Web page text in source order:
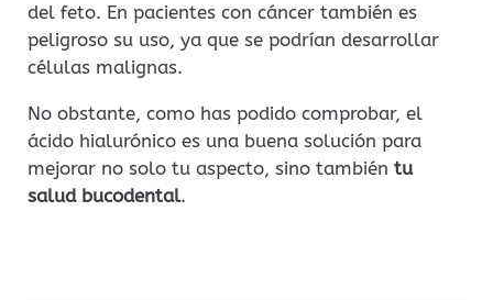
del feto. En pacientes con cáncer también es
peligroso su uso, ya que se podrían desarrollar
células malignas.
No obstante, como has podido comprobar, el
ácido hialurónico es una buena solución para
mejorar no solo tu aspecto, sino también tu
salud bucodental.